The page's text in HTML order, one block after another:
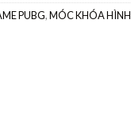
PUBG,MÓC KHÓA HÌNH